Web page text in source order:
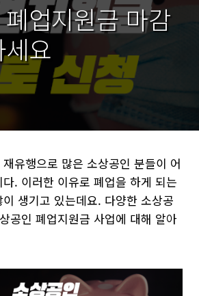
업지원금 마감
요
유행으로 많은 소상공인 분들이 어
. 이러한 이유로 폐업을 하게 되는
생기고 있는데요. 다양한 소상공
공인 폐업지원금 사업에 대해 알아